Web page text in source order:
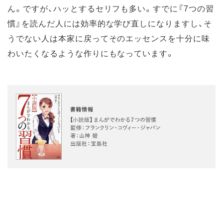
ん。ですが、ハッとするセリフも多い。すでに『7つの習
慣』を読んだ人には効率的な学び直しになりますし、そ
うでない人は本家に戻ってそのエッセンスを十分に味
わいたくなるような作りにもなっています。